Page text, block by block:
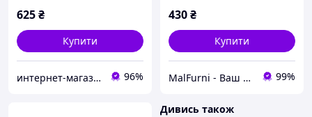
625₴
Купити
интернет-магазин Zamok911 96%
430₴
Купити
MalFurni - Ваш надійний партнер з меблевої та дверної фурнітури 99%
Дивись також